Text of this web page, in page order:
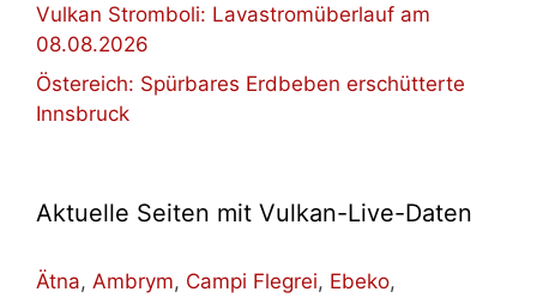
Vulkan Stromboli: Lavastromüberlauf am
08.08.2026
Östereich: Spürbares Erdbeben erschütterte
Innsbruck
Aktuelle Seiten mit Vulkan-Live-Daten
Ätna, Ambrym, Campi Flegrei, Ebeko,